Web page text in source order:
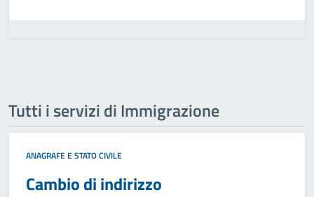
Tutti i servizi di Immigrazione
ANAGRAFE E STATO CIVILE
Cambio di indirizzo